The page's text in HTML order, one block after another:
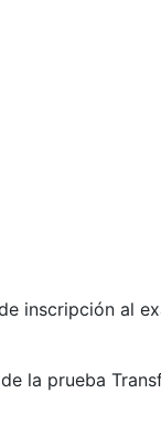
inscripción al
la prueba